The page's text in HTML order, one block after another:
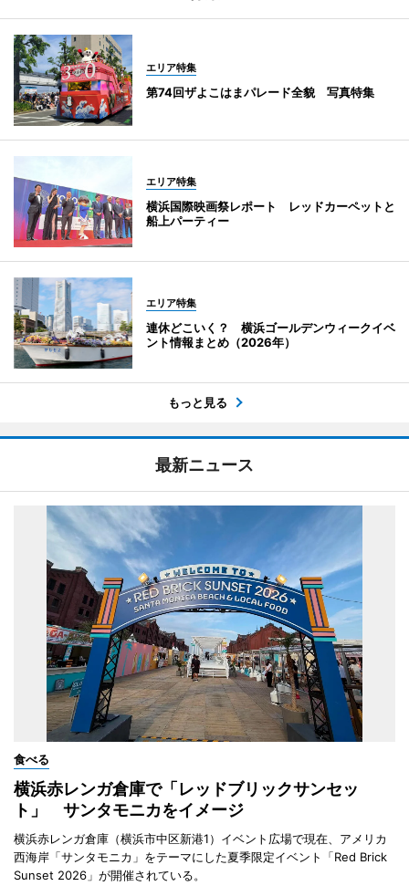
エリア特集
第74回ザよこはまパレード全貌 写真特集
エリア特集
横浜国際映画祭レポート レッドカーペットと
船上パーティー
エリア特集
連休どこいく？ 横浜ゴールデンウィークイベ
ント情報まとめ（2026年）
もっと見る
最新ニュース
食べる
横浜赤レンガ倉庫で「レッドブリックサンセッ
ト」 サンタモニカをイメージ
横浜赤レンガ倉庫（横浜市中区新港1）イベント広場で現在、アメリカ
西海岸「サンタモニカ」をテーマにした夏季限定イベント「Red Brick
Sunset 2026」が開催されている。